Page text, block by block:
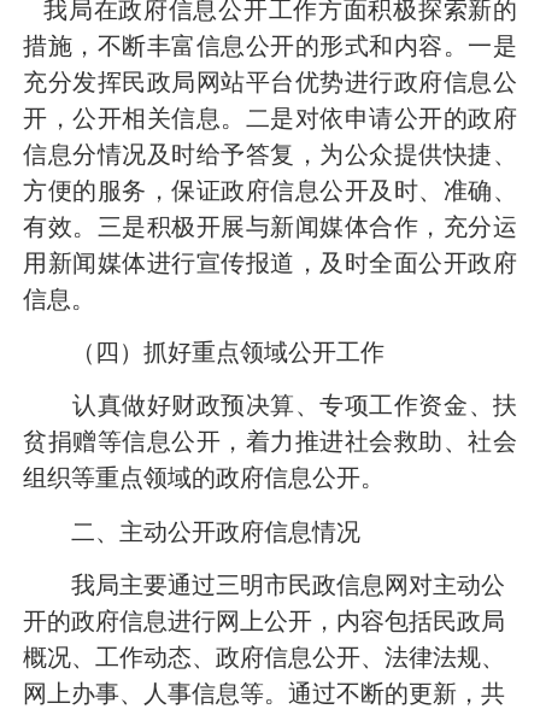
我局在政府信息公开工作方面积极探索新的
措施，不断丰富信息公开的形式和内容。一是
充分发挥民政局网站平台优势进行政府信息公
开，公开相关信息。二是对依申请公开的政府
信息分情况及时给予答复，为公众提供快捷、
方便的服务，保证政府信息公开及时、准确、
有效。三是积极开展与新闻媒体合作，充分运
用新闻媒体进行宣传报道，及时全面公开政府
信息。
（四）抓好重点领域公开工作
认真做好财政预决算、专项工作资金、扶
贫捐赠等信息公开，着力推进社会救助、社会
组织等重点领域的政府信息公开。
二、主动公开政府信息情况
我局主要通过三明市民政信息网对主动公
开的政府信息进行网上公开，内容包括民政局
概况、工作动态、政府信息公开、法律法规、
网上办事、人事信息等。通过不断的更新，共